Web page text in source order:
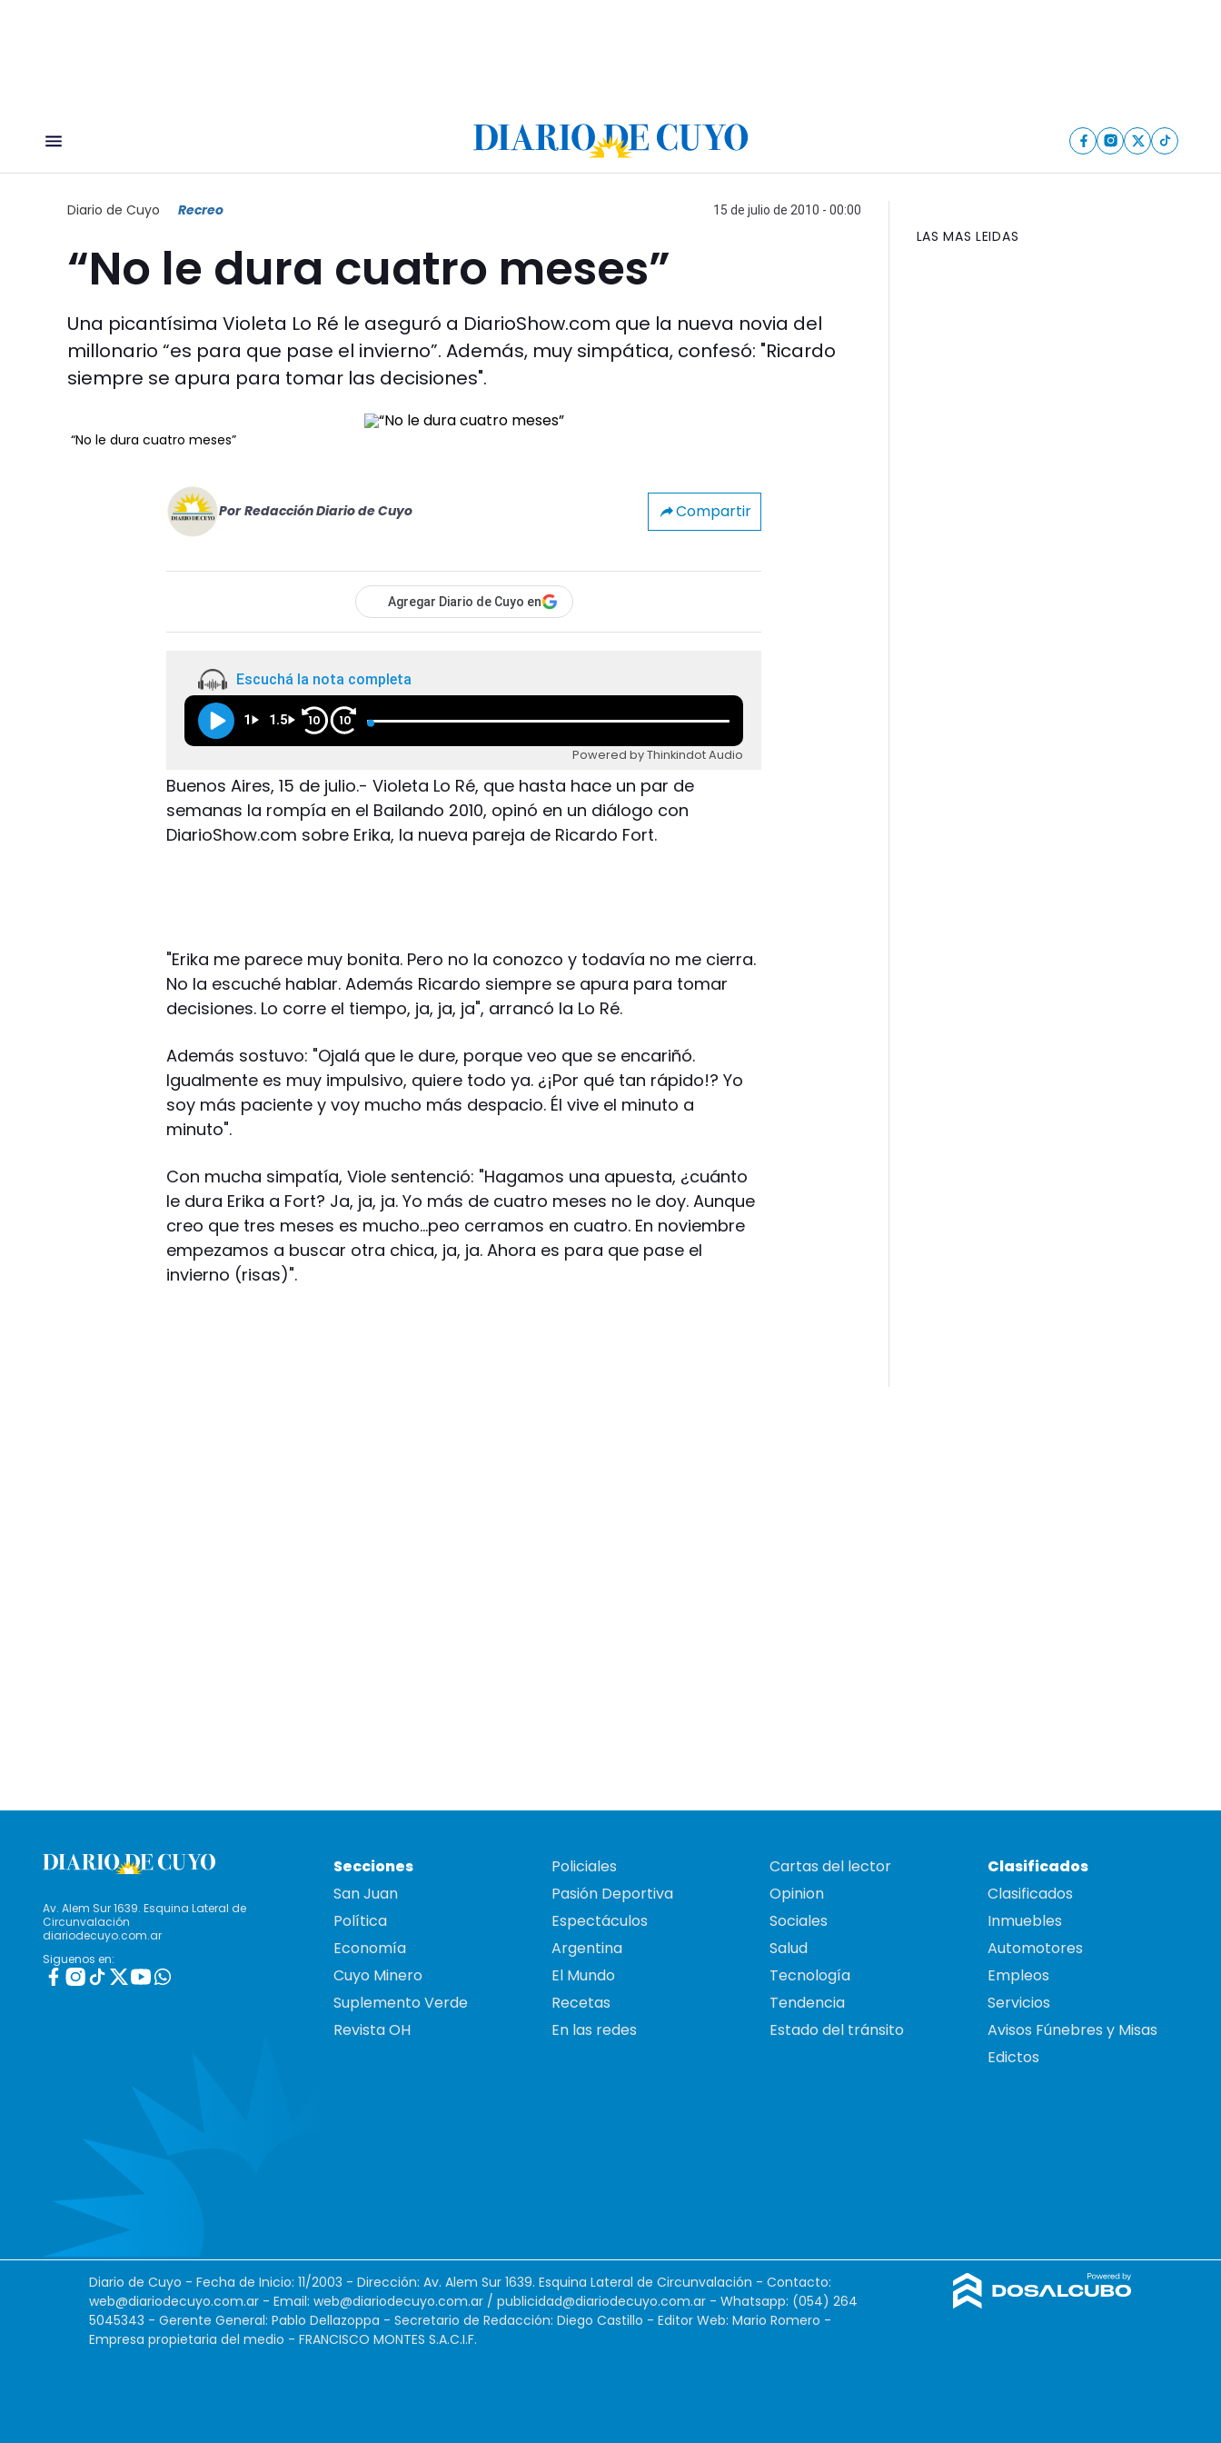
Diario de Cuyo Recreo 15 de julio de 2010 - 00:00
“No le dura cuatro meses”
Una picantísima Violeta Lo Ré le aseguró a DiarioShow.com que la nueva novia del
millonario “es para que pase el invierno”. Además, muy simpática, confesó: "Ricardo
siempre se apura para tomar las decisiones".
“No le dura cuatro meses”
Por Redacción Diario de Cuyo Compartir
Agregar Diario de Cuyo en
Escuchá la nota completa
1 1.5 10 10
Powered by Thinkindot Audio
Buenos Aires, 15 de julio.- Violeta Lo Ré, que hasta hace un par de
semanas la rompía en el Bailando 2010, opinó en un diálogo con
DiarioShow.com sobre Erika, la nueva pareja de Ricardo Fort.
"Erika me parece muy bonita. Pero no la conozco y todavía no me cierra.
No la escuché hablar. Además Ricardo siempre se apura para tomar
decisiones. Lo corre el tiempo, ja, ja, ja", arrancó la Lo Ré.
Además sostuvo: "Ojalá que le dure, porque veo que se encariñó.
Igualmente es muy impulsivo, quiere todo ya. ¿¡Por qué tan rápido!? Yo
soy más paciente y voy mucho más despacio. Él vive el minuto a
minuto".
Con mucha simpatía, Viole sentenció: "Hagamos una apuesta, ¿cuánto
le dura Erika a Fort? Ja, ja, ja. Yo más de cuatro meses no le doy. Aunque
creo que tres meses es mucho…peo cerramos en cuatro. En noviembre
empezamos a buscar otra chica, ja, ja. Ahora es para que pase el
invierno (risas)".
LAS MAS LEIDAS
Av. Alem Sur 1639. Esquina Lateral de
Circunvalación
diariodecuyo.com.ar
Siguenos en:
Secciones
San Juan
Política
Economía
Cuyo Minero
Suplemento Verde
Revista OH
Policiales
Pasión Deportiva
Espectáculos
Argentina
El Mundo
Recetas
En las redes
Cartas del lector
Opinion
Sociales
Salud
Tecnología
Tendencia
Estado del tránsito
Clasificados
Clasificados
Inmuebles
Automotores
Empleos
Servicios
Avisos Fúnebres y Misas
Edictos
Diario de Cuyo - Fecha de Inicio: 11/2003 - Dirección: Av. Alem Sur 1639. Esquina Lateral de Circunvalación - Contacto:
web@diariodecuyo.com.ar - Email: web@diariodecuyo.com.ar / publicidad@diariodecuyo.com.ar - Whatsapp: (054) 264
5045343 - Gerente General: Pablo Dellazoppa - Secretario de Redacción: Diego Castillo - Editor Web: Mario Romero -
Empresa propietaria del medio - FRANCISCO MONTES S.A.C.I.F.